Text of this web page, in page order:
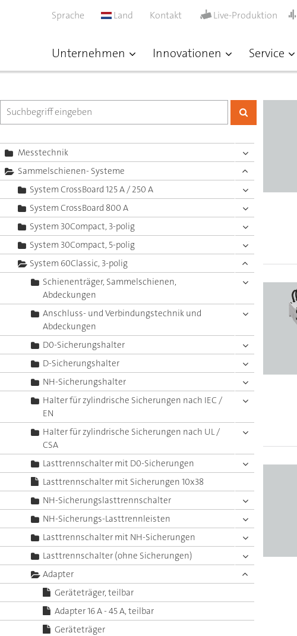
Unternehmen Innovationen Service
Sprache Land Kontakt Live-Produktion
Messtechnik
Sammelschienen- Systeme
System CrossBoard 125 A / 250 A
System CrossBoard 800 A
System 30Compact, 3-polig
System 30Compact, 5-polig
System 60Classic, 3-polig
Schienenträger, Sammelschienen,
Abdeckungen
Anschluss- und Verbindungstechnik und
Abdeckungen
D0-Sicherungshalter
D-Sicherungshalter
NH-Sicherungshalter
Halter für zylindrische Sicherungen nach IEC /
EN
Halter für zylindrische Sicherungen nach UL /
CSA
Lasttrennschalter mit D0-Sicherungen
Lasttrennschalter mit Sicherungen 10x38
NH-Sicherungslasttrennschalter
NH-Sicherungs-Lasttrennleisten
Lasttrennschalter mit NH-Sicherungen
Lasttrennschalter (ohne Sicherungen)
Adapter
Geräteträger, teilbar
Adapter 16 A - 45 A, teilbar
Geräteträger